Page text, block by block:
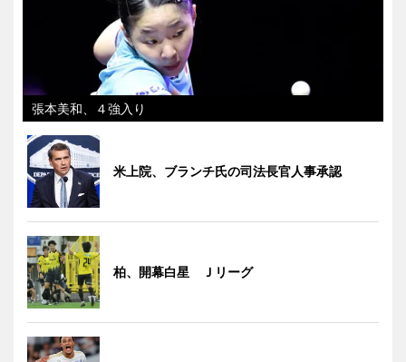
張本美和、４強入り
米上院、ブランチ氏の司法長官人事承認
柏、開幕白星 Ｊリーグ